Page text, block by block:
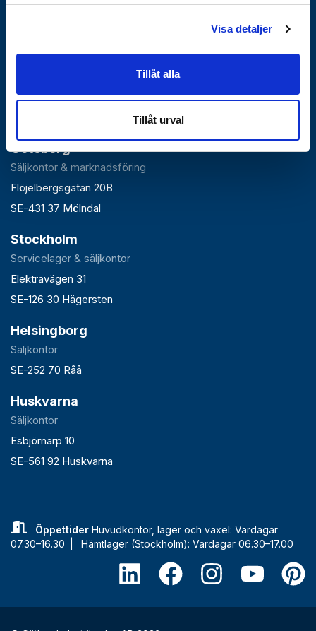
Visa detaljer
Tillåt alla
Tillåt urval
Falun
Huvudlager, kontor & växel
Roxnäsvägen 14
Göteborg
Säljkontor & marknadsföring
Flöjelbergsgatan 20B
SE-431 37 Mölndal
Stockholm
Servicelager & säljkontor
Elektravägen 31
SE-126 30 Hägersten
Helsingborg
Säljkontor
SE-252 70 Råå
Huskvarna
Säljkontor
Esbjörnarp 10
SE-561 92 Huskvarna
ÖppettiderHuvudkontor, lager och växel: Vardagar
07.30–16.30 | Hämtlager (Stockholm): Vardagar 06.30–17.00